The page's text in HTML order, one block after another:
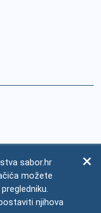
sabor.hr
možete
njihova